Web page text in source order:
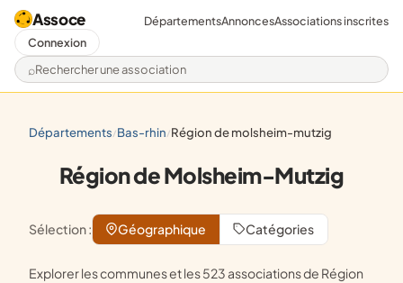
Assoce
Rechercher une association
DépartementsAnnoncesAssociations inscrites
Connexion
départements/ bas-rhin/ région de molsheim-mutzig
Région de Molsheim-Mutzig
Sélection : Géographique Catégories
Explorer les communes et les 523 associations de Région